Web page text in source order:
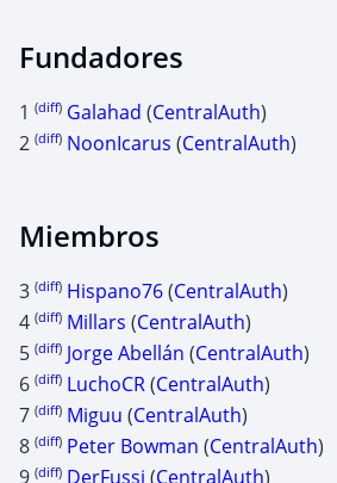
Fundadores
1 (diff) Galahad (CentralAuth)
2 (diff) NoonIcarus (CentralAuth)
Miembros
3 (diff) Hispano76(CentralAuth)
4 (diff) Millars (CentralAuth)
5 (diff) Jorge Abellán (CentralAuth)
6 (diff) LuchoCR(CentralAuth)
7 (diff) Miguu (CentralAuth)
8 (diff) Peter Bowman (CentralAuth)
9 (diff) DerFussi (CentralAuth)